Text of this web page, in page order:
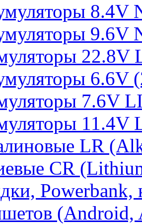
8.4V
9.6V
22.8V
6.6V
7.6V
11.4V
LR
CR
Powerbank,
(Android,